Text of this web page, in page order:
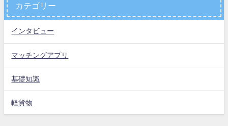
カテゴリー
インタビュー
マッチングアプリ
基礎知識
軽貨物